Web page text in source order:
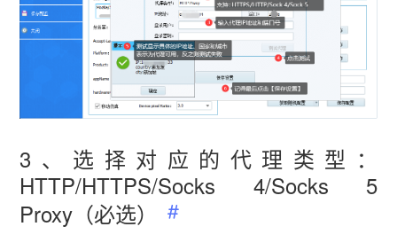
3、选择对应的代理类型：
HTTP/HTTPS/Socks 4/Socks 5
Proxy（必选）
vmlogin.cc vmlogin.cc